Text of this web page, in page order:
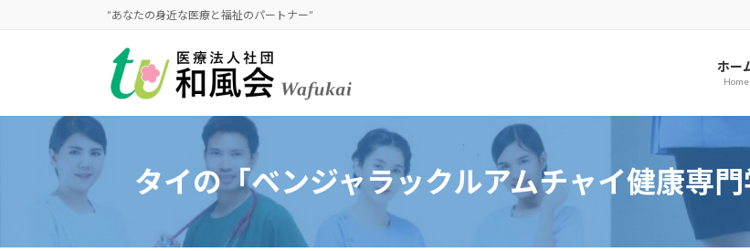
へ
ョ
”あなたの身近な医療と福祉のパートナー”
ホー
Home
タイの「ベンジャラックルアムチャイ健康専